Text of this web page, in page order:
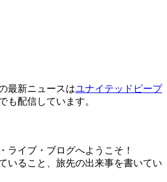
最新ニュースはユナイテッドピープ
も配信しています。
ライブ・ブログへようこそ！
いること、旅先の出来事を書いてい